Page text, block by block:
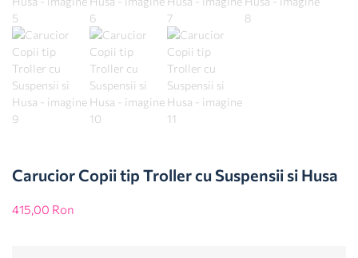
Carucior Copii tip Troller cu Suspensii si Husa
415,00 Ron